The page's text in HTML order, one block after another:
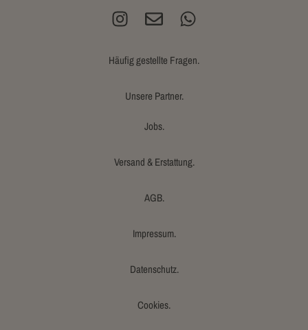
Häufig gestellte Fragen.
Unsere Partner.
Jobs.
Versand & Erstattung.
AGB.
Impressum.
Datenschutz.
Cookies.